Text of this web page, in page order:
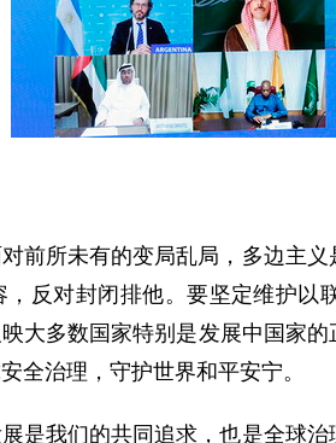
前所未有的变局乱局，多边主
反对封闭排他。要坚定维护以
大多数国家特别是发展中国家
全治理，守护世界和平安宁。
是我们的共同追求，也是全球